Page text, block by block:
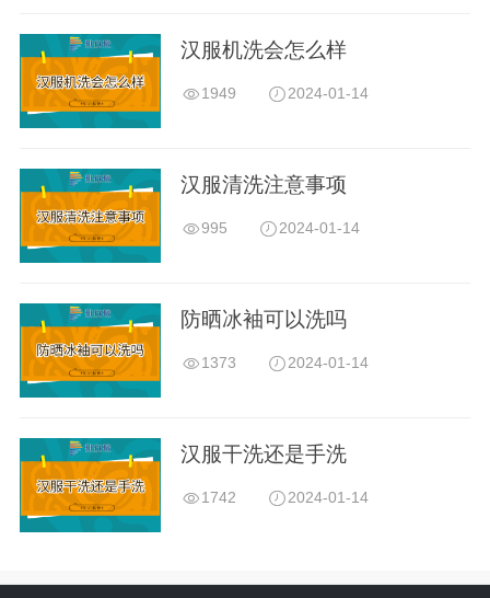
汉服机洗会怎么样
1949 2024-01-14
汉服清洗注意事项
995 2024-01-14
防晒冰袖可以洗吗
1373 2024-01-14
汉服干洗还是手洗
1742 2024-01-14